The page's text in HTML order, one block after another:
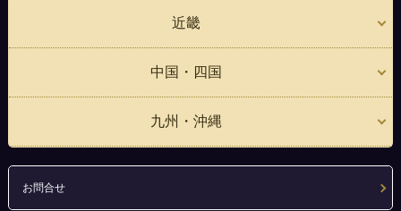
近畿
中国・四国
九州・沖縄
お問合せ